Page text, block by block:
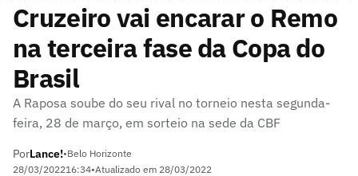
Cruzeiro vai encarar o Remo
na terceira fase da Copa do
Brasil
A Raposa soube do seu rival no torneio nesta segunda-
feira, 28 de março, em sorteio na sede da CBF
PorLance!•Belo Horizonte
28/03/202216:34•Atualizado em 28/03/2022